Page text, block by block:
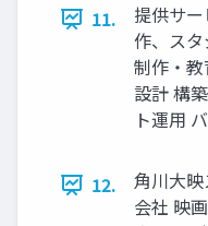
11.
提供サ
作、ス
制作・
設計 構
ト運用
12.
角川大
会社 映